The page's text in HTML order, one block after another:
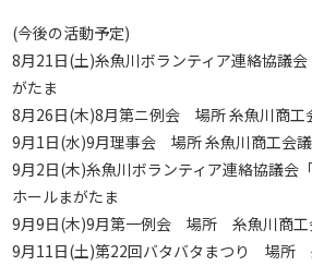
(今後の活動予定)
8月21日(土)糸魚川ボランティア連絡協
がたま
8月26日(木)8月第ニ例会 場所 糸魚川商工
9月1日(水)9月理事会 場所 糸魚川商工会
9月2日(木)糸魚川ボランティア連絡協議会
ホールまがたま
9月9日(木)9月第一例会 場所 糸魚川商工
9月11日(土)第22回バタバタまつり 場所